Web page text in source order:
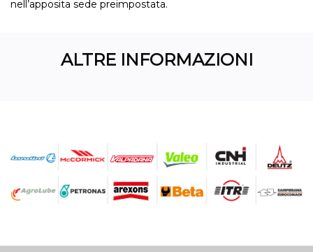
nell’apposita sede preimpostata.
ALTRE INFORMAZIONI